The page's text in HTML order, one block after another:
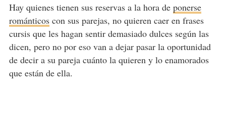
Hay quienes tienen sus reservas a la hora de ponerse
románticoscon sus parejas, no quieren caer en frases
cursis que les hagan sentir demasiado dulces según las
dicen, pero no por eso van a dejar pasar la oportunidad
de decir a su pareja cuánto la quieren y lo enamorados
que están de ella.